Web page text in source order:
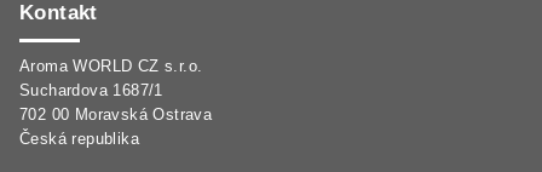
Kontakt
Aroma WORLD CZ s.r.o.
Suchardova 1687/1
702 00 Moravská Ostrava
Česká republika